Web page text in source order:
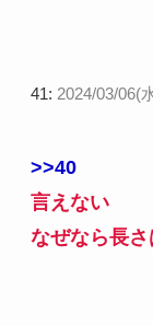
41: 2024/03/06(
>>40
言えない
なぜなら長